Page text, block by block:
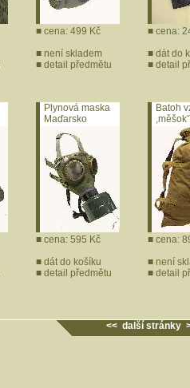
■ cena: 499 Kč
■ není skladem
■ detail předmětu
■ cena:
■ dát do
■ detail
Plynová maska
Maďarsko
■ cena: 595 Kč
■ dát do košíku
■ detail předmětu
Batoh
■ cena:
■ není
■ detail
<< další stránky